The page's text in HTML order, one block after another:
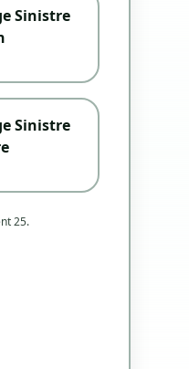
Sinistre
Sinistre
25.